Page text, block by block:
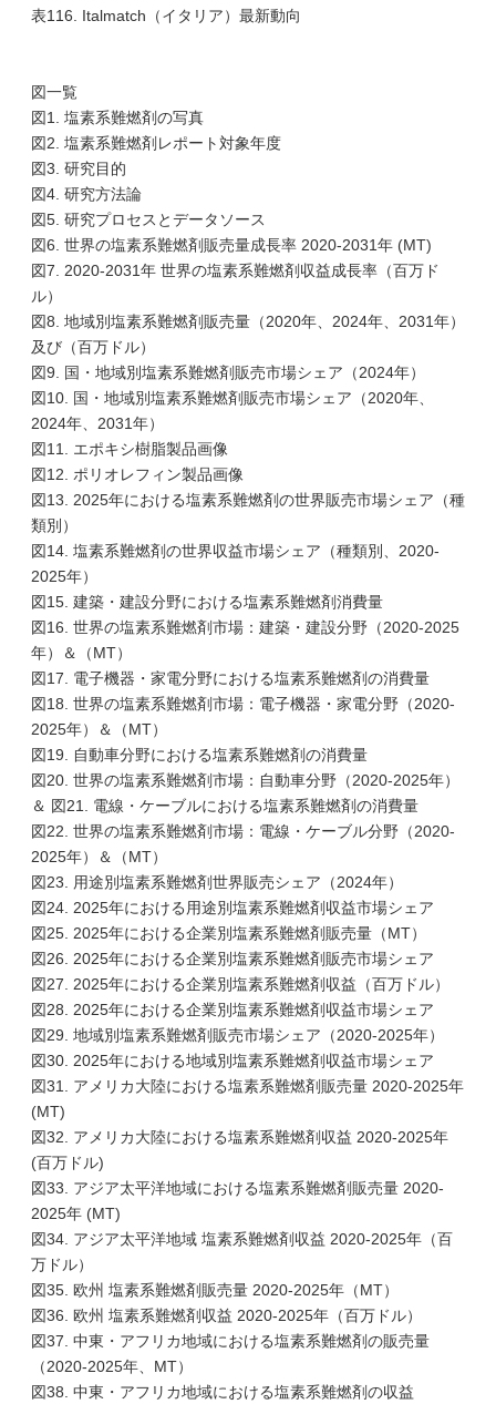
表116. Italmatch（イタリア）最新動向
図一覧
図1. 塩素系難燃剤の写真
図2. 塩素系難燃剤レポート対象年度
図3. 研究目的
図4. 研究方法論
図5. 研究プロセスとデータソース
図6. 世界の塩素系難燃剤販売量成長率 2020-2031年 (MT)
図7. 2020-2031年 世界の塩素系難燃剤収益成長率（百万ド
ル）
図8. 地域別塩素系難燃剤販売量（2020年、2024年、2031年）
及び（百万ドル）
図9. 国・地域別塩素系難燃剤販売市場シェア（2024年）
図10. 国・地域別塩素系難燃剤販売市場シェア（2020年、
2024年、2031年）
図11. エポキシ樹脂製品画像
図12. ポリオレフィン製品画像
図13. 2025年における塩素系難燃剤の世界販売市場シェア（種
類別）
図14. 塩素系難燃剤の世界収益市場シェア（種類別、2020-
2025年）
図15. 建築・建設分野における塩素系難燃剤消費量
図16. 世界の塩素系難燃剤市場：建築・建設分野（2020-2025
年）＆（MT）
図17. 電子機器・家電分野における塩素系難燃剤の消費量
図18. 世界の塩素系難燃剤市場：電子機器・家電分野（2020-
2025年）＆（MT）
図19. 自動車分野における塩素系難燃剤の消費量
図20. 世界の塩素系難燃剤市場：自動車分野（2020-2025年）
＆ 図21. 電線・ケーブルにおける塩素系難燃剤の消費量
図22. 世界の塩素系難燃剤市場：電線・ケーブル分野（2020-
2025年）＆（MT）
図23. 用途別塩素系難燃剤世界販売シェア（2024年）
図24. 2025年における用途別塩素系難燃剤収益市場シェア
図25. 2025年における企業別塩素系難燃剤販売量（MT）
図26. 2025年における企業別塩素系難燃剤販売市場シェア
図27. 2025年における企業別塩素系難燃剤収益（百万ドル）
図28. 2025年における企業別塩素系難燃剤収益市場シェア
図29. 地域別塩素系難燃剤販売市場シェア（2020-2025年）
図30. 2025年における地域別塩素系難燃剤収益市場シェア
図31. アメリカ大陸における塩素系難燃剤販売量 2020-2025年
(MT)
図32. アメリカ大陸における塩素系難燃剤収益 2020-2025年
(百万ドル)
図33. アジア太平洋地域における塩素系難燃剤販売量 2020-
2025年 (MT)
図34. アジア太平洋地域 塩素系難燃剤収益 2020-2025年（百
万ドル）
図35. 欧州 塩素系難燃剤販売量 2020-2025年（MT）
図36. 欧州 塩素系難燃剤収益 2020-2025年（百万ドル）
図37. 中東・アフリカ地域における塩素系難燃剤の販売量
（2020-2025年、MT）
図38. 中東・アフリカ地域における塩素系難燃剤の収益